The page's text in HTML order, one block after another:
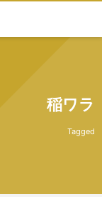
稲ワラ
Tagged